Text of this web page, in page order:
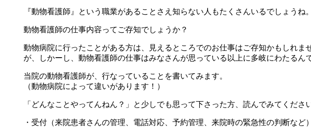
『動物看護師』という職業があることさえ知らない人もたくさんいるでしょうね
動物看護師の仕事内容ってご存知でしょうか？
動物病院に行ったことがある方は、見えるところでのお仕事はご存知かもしれま
が、しかーし、動物看護師の仕事はみなさんが思っている以上に多岐にわたる
当院の動物看護師が、行なっていることを書いてみます。
（動物病院によって違いがあります！）
「どんなことやってんねん？」と少しでも思って下さった方、読んでみてください
・受付（来院患者さんの管理、電話対応、予約管理、来院時の緊急性の判断など）